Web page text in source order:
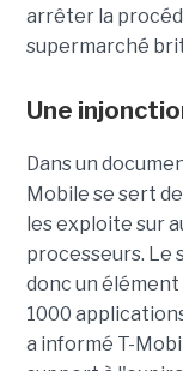
arrêter la
supermarché
Une
Dans un
Mobile se sert
les exploite sur
processeurs. Le
donc un
1000
a informé T-